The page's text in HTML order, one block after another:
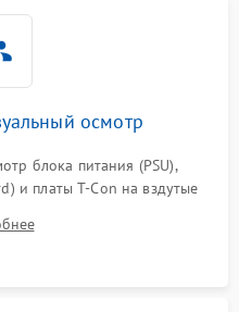
осмотр
блока питания (PSU),
и платы T-Con на вздутые
и целостности шлейфов.